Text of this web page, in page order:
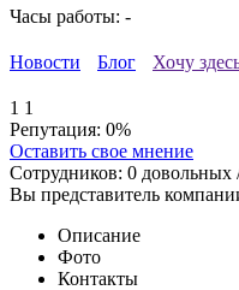
Часы работы: -
Новости Блог Хочу
1 1
Репутация: 0%
Оставить свое мнение
Сотрудников: 0 довольных
Вы представитель
Описание
Фото
Контакты